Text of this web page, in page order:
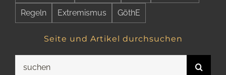
Regeln Extremismus GöthE
Seite und Artikel durchsuchen